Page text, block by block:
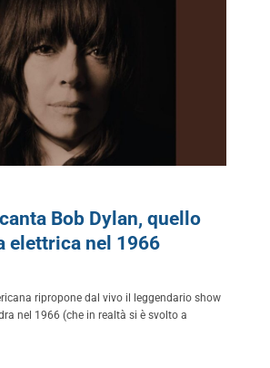
Bob Dylan, quello
elettrica nel 1966
ripropone dal vivo il leggendario show
nel 1966 (che in realtà si è svolto a